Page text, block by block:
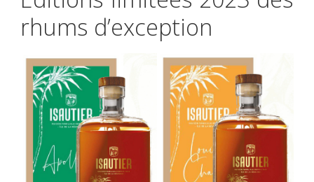
rhums d’exception